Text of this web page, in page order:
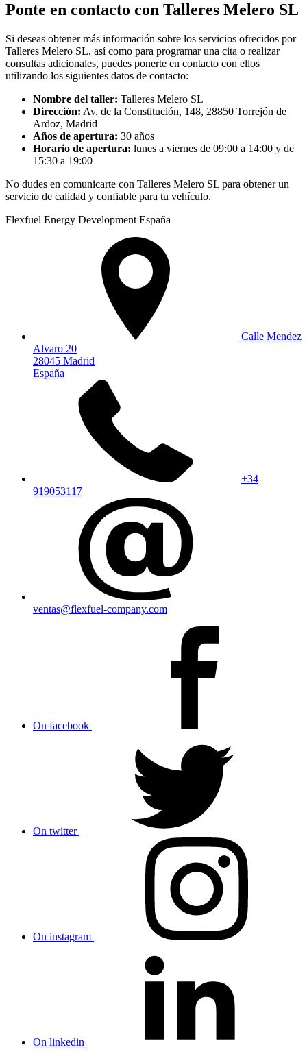
Ponte en contacto con Talleres Melero SL
Si deseas obtener más información sobre los servicios ofrecidos por
Talleres Melero SL, así como para programar una cita o realizar
consultas adicionales, puedes ponerte en contacto con ellos
utilizando los siguientes datos de contacto:
Nombre del taller: Talleres Melero SL
Dirección: Av. de la Constitución, 148, 28850 Torrejón de
Ardoz, Madrid
Años de apertura: 30 años
Horario de apertura: lunes a viernes de 09:00 a 14:00 y de
15:30 a 19:00
No dudes en comunicarte con Talleres Melero SL para obtener un
servicio de calidad y confiable para tu vehículo.
Flexfuel Energy Development España
Calle Mendez
Alvaro 20
28045 Madrid
España
+34
919053117
ventas@flexfuel-company.com
On facebook
On twitter
On instagram
On linkedin